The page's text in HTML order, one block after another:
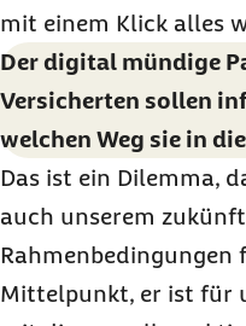
mit einem Klick alles
Der digital mündige
Versicherten sollen
welchen Weg sie in
Das ist ein Dilemma,
auch unserem
Rahmenbedingungen
Mittelpunkt, er ist für